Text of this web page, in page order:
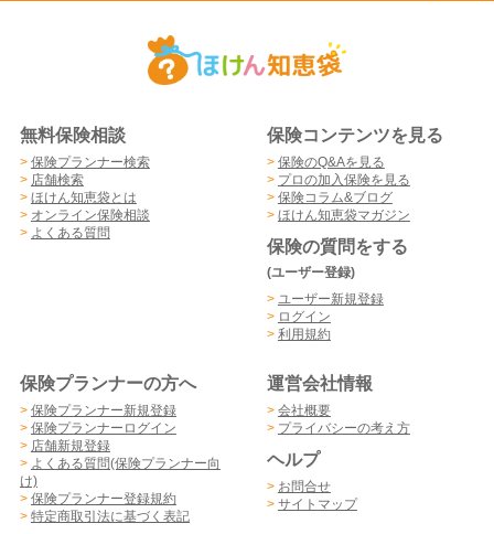
無料保険相談
> 保険プランナー検索
> 店舗検索
> ほけん知恵袋とは
> オンライン保険相談
> よくある質問
保険コンテンツを見る
> 保険のQ&Aを見る
> プロの加入保険を見る
> 保険コラム&ブログ
> ほけん知恵袋マガジン
保険の質問をする
(ユーザー登録)
> ユーザー新規登録
> ログイン
> 利用規約
保険プランナーの方へ
> 保険プランナー新規登録
> 保険プランナーログイン
> 店舗新規登録
> よくある質問(保険プランナー向
け)
> 保険プランナー登録規約
> 特定商取引法に基づく表記
運営会社情報
> 会社概要
> プライバシーの考え方
ヘルプ
> お問合せ
> サイトマップ